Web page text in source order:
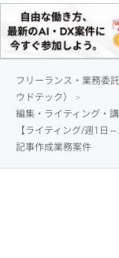
フリーランス・業務委
ウドテック）
編集・ライティング・
【ライティング/週1日
記事作成業務案件